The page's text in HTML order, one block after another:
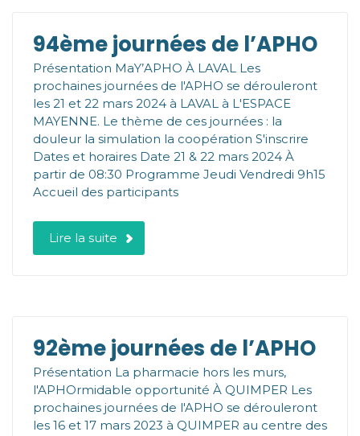
94ème journées de l’APHO
Présentation MaY’APHO À LAVAL Les
prochaines journées de l'APHO se dérouleront
les 21 et 22 mars 2024 à LAVAL à L'ESPACE
MAYENNE. Le thème de ces journées : la
douleur la simulation la coopération S'inscrire
Dates et horaires Date 21 & 22 mars 2024 À
partir de 08:30 Programme Jeudi Vendredi 9h15
Accueil des participants
Lire la suite
92ème journées de l’APHO
Présentation La pharmacie hors les murs,
l'APHOrmidable opportunité À QUIMPER Les
prochaines journées de l'APHO se dérouleront
les 16 et 17 mars 2023 à QUIMPER au centre des